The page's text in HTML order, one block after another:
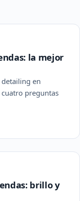
la mejor
en
preguntas
brillo y